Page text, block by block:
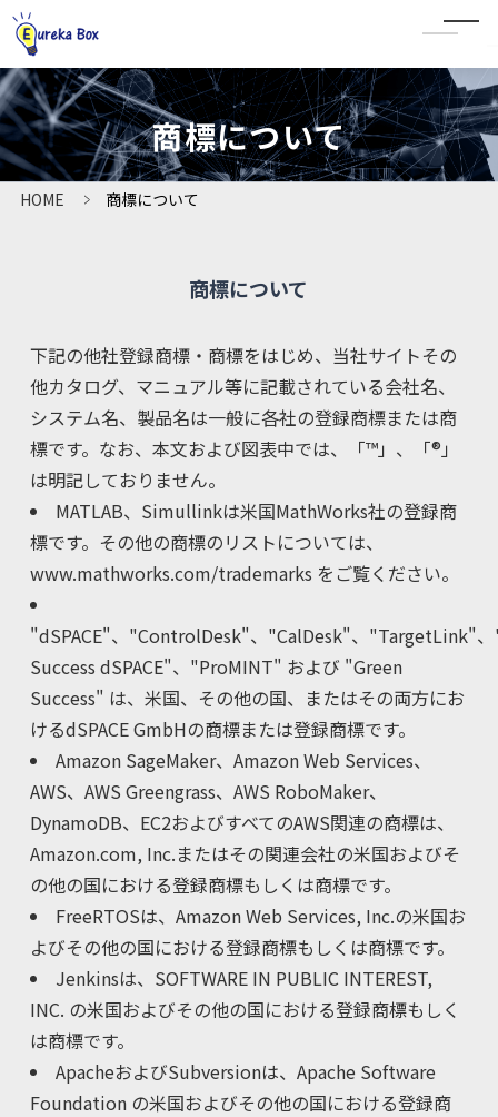
商標について
CLOSE
HOME
よくあるご質問
資料ダウンロード
導入事例
コラム
お問い合わせ
ログイン
無料会員登録
HOME 商標について
商標について
下記の他社登録商標・商標をはじめ、当社サイトその
他カタログ、マニュアル等に記載されている会社名、
システム名、製品名は一般に各社の登録商標または商
標です。なお、本文および図表中では、「™」、「®」
は明記しておりません。
MATLAB、Simullinkは米国MathWorks社の登録商
標です。その他の商標のリストについては、
www.mathworks.com/trademarks をご覧ください。
"dSPACE"、"ControlDesk"、"CalDesk"、"TargetLink"
Success dSPACE"、"ProMINT" および "Green
Success" は、米国、その他の国、またはその両方にお
けるdSPACE GmbHの商標または登録商標です。
Amazon SageMaker、Amazon Web Services、
AWS、AWS Greengrass、AWS RoboMaker、
DynamoDB、EC2およびすべてのAWS関連の商標は、
Amazon.com, Inc.またはその関連会社の米国およびそ
の他の国における登録商標もしくは商標です。
FreeRTOSは、Amazon Web Services, Inc.の米国お
よびその他の国における登録商標もしくは商標です。
Jenkinsは、SOFTWARE IN PUBLIC INTEREST,
INC. の米国およびその他の国における登録商標もしく
は商標です。
ApacheおよびSubversionは、Apache Software
Foundation の米国およびその他の国における登録商